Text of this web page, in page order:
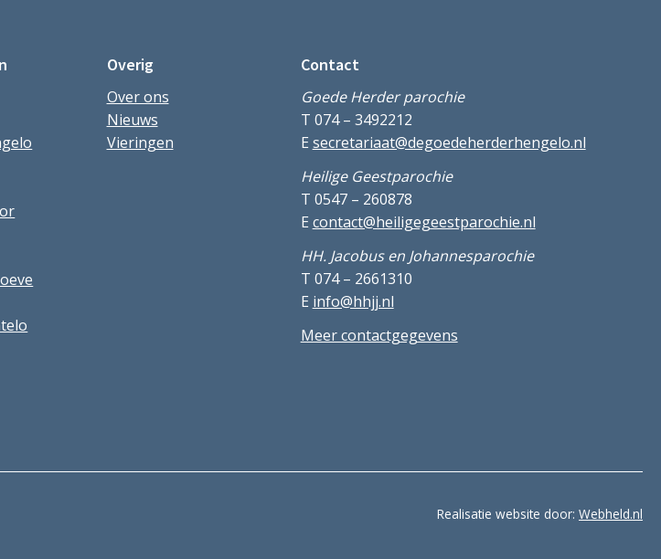
Overig
Over ons
Nieuws
Vieringen
Contact
Goede Herder parochie
T 074 – 3492212
E secretariaat@degoedeherderhengelo.nl
Heilige Geestparochie
T 0547 – 260878
E contact@heiligegeestparochie.nl
HH. Jacobus en Johannesparochie
T 074 – 2661310
E info@hhjj.nl
Meer contactgegevens
Realisatie website door: Webheld.nl